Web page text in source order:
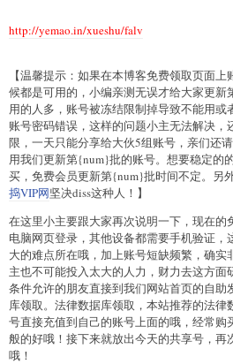
http://yemao.in/xueshu/falv
【温馨提示：如果在本博客免费领取页面
候都是可用的，小编亲测无误才给大家更
用的人多，账号被冻结限制掉导致不能用
账号密码错误，这样的问题小主无法解决，
限，一天只能分享给大伙5组账号，亲们还
用我们更新第{num}批的账号。想要稳定的
买，免费会员更新第{num}批时间不定。另
捣VIP网坚决diss这种人！】
在这里小主要跟大家再次说明一下，现在的
电脑网页登录，其他设备都需要手机验证
大的难点所在哦，加上账号短缺频繁，确
主也不可能投入太大的人力，财力去这方
条件允许的朋友直接到我们网站首页的自助
库领取。法律数据库领取，本站推荐的法律
号直接充值到自己的账号上面的哦，经常购
般的好哦！接下来就放出今天的共享号，再
哦！